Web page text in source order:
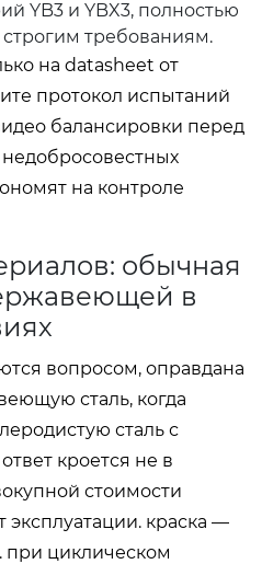
YB3 и YBX3, полностью
требованиям.
на datasheet от
протокол испытаний
балансировки перед
недобросовестных
на контроле
обычная
в
вопросом, оправдана
сталь, когда
сталь с
кроется не в
стоимости
эксплуатации. краска —
циклическом